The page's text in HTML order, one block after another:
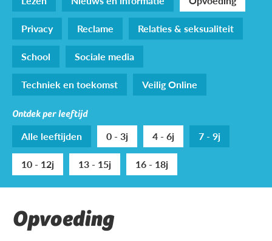
Privacy
Reclame
Relaties & seksualiteit
School
Sociale media
Techniek en toekomst
Veilig Online
Ontdek per leeftijd
Alle leeftijden 0 - 3j 4 - 6j
7 - 9j
10 - 12j
13 - 15j 16 - 18j
Opvoeding